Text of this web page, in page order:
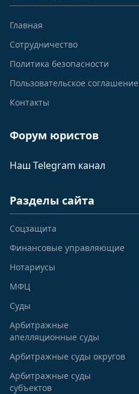
Главная
Сотрудничество
Политика безопасности
Пользовательское соглашение
Контакты
Форум юристов
Наш Telegram канал
Разделы сайта
Соцзащита
Финансовые управляющие
Нотариусы
МФЦ
Суды
Арбитражные
апелляционные суды
Арбитражные суды округов
Арбитражные суды
субъектов